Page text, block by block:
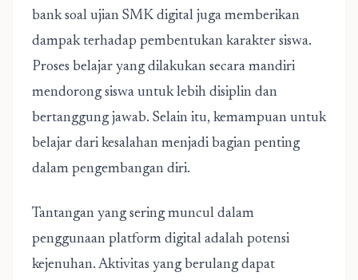
bank soal ujian SMK digital juga memberikan
dampak terhadap pembentukan karakter siswa.
Proses belajar yang dilakukan secara mandiri
mendorong siswa untuk lebih disiplin dan
bertanggung jawab. Selain itu, kemampuan untuk
belajar dari kesalahan menjadi bagian penting
dalam pengembangan diri.
Tantangan yang sering muncul dalam
penggunaan platform digital adalah potensi
kejenuhan. Aktivitas yang berulang dapat